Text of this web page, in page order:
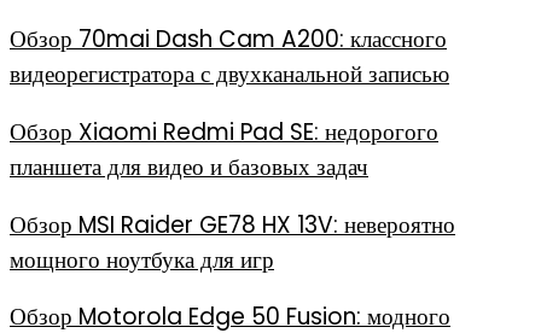
Обзор 70mai Dash Cam A200: классного
видеорегистратора с двухканальной записью
Обзор Xiaomi Redmi Pad SE: недорогого
планшета для видео и базовых задач
Обзор MSI Raider GE78 HX 13V: невероятно
мощного ноутбука для игр
Обзор Motorola Edge 50 Fusion: модного